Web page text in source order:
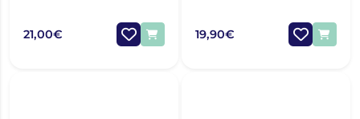
21,00€ 19,90€